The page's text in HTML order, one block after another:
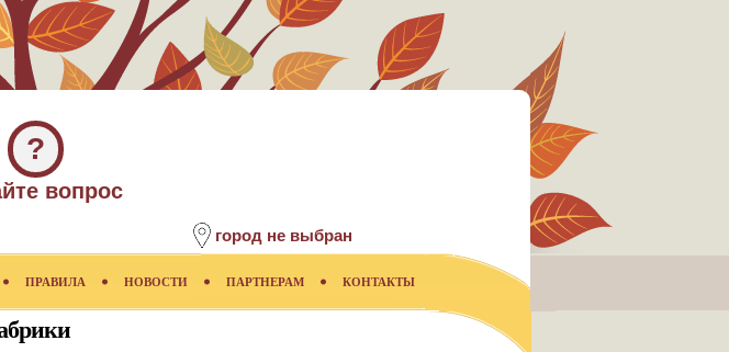
?
вопрос
город не выбран
ПРАВИЛА НОВОСТИ ПАРТНЕРАМ КОНТАКТЫ